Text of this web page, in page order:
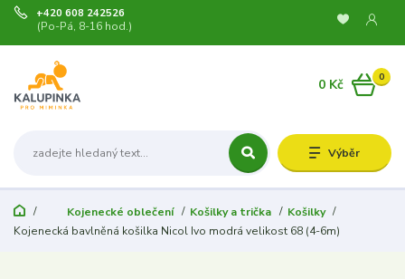
Výběr
+420 608 242526
(Po-Pá, 8-16 hod.)
0
0 Kč
Kojenecké oblečení Košilky a trička
Košilky
Kojenecká bavlněná košilka Nicol Ivo modrá velikost 68 (4-6m)